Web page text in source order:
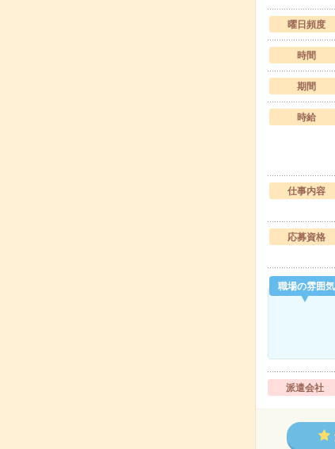
曜日頻度
時間
期間
時給
仕事内容
応募資格
職場の雰囲気
派遣会社